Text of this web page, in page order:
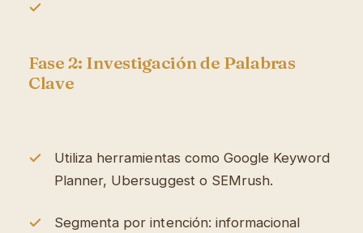
Fase 2: Investigación de Palabras
Clave
Utiliza herramientas como Google Keyword
Planner, Ubersuggest o SEMrush.
Segmenta por intención: informacional